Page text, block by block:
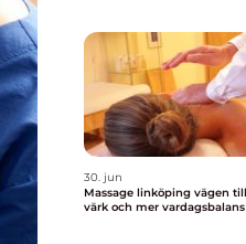
30. jun
Massage linköping vägen till mindre
värk och mer vardagsbalans